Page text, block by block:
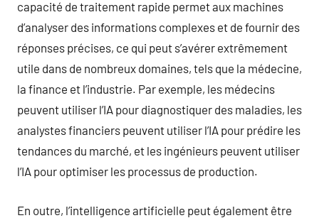
capacité de traitement rapide permet aux machines
d’analyser des informations complexes et de fournir des
réponses précises, ce qui peut s’avérer extrêmement
utile dans de nombreux domaines, tels que la médecine,
la finance et l’industrie. Par exemple, les médecins
peuvent utiliser l’IA pour diagnostiquer des maladies, les
analystes financiers peuvent utiliser l’IA pour prédire les
tendances du marché, et les ingénieurs peuvent utiliser
l’IA pour optimiser les processus de production.
En outre, l’intelligence artificielle peut également être